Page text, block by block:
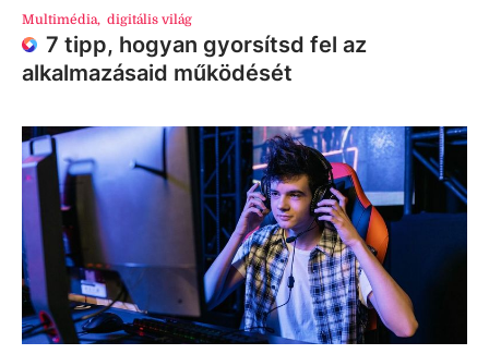
Multimédia, digitális világ
7 tipp, hogyan gyorsítsd fel az
alkalmazásaid működését